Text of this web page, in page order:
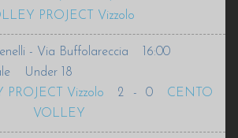
PROJECT Vizzolo
- Via Buffolareccia
16:00
Under 18
Vizzolo
2 - 0
CENTO
VOLLEY